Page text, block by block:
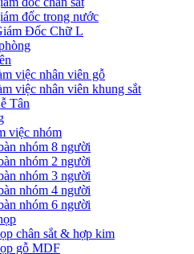
đốc trong nước
Đốc Chữ L
việc nhân viên gỗ
việc nhân viên khung sắt
Tân
việc nhóm
nhóm 8 người
nhóm 2 người
nhóm 3 người
nhóm 4 người
nhóm 6 người
chân sắt & hợp kim
gỗ MDF